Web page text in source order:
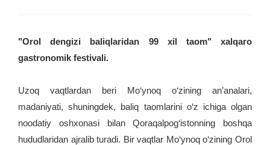
"Orol dengizi baliqlaridan 99 xil taom" xalqaro
gastronomik festivali.
Uzoq vaqtlardan beri Mo‘ynoq o‘zining an’analari,
madaniyati, shuningdek, baliq taomlarini o‘z ichiga olgan
noodatiy oshxonasi bilan Qoraqalpog‘istonning boshqa
hududlaridan ajralib turadi. Bir vaqtlar Mo‘ynoq o‘zining Orol